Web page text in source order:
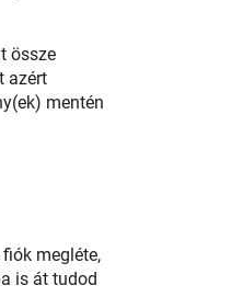
össze
azért
mentén
megléte,
is át tudod